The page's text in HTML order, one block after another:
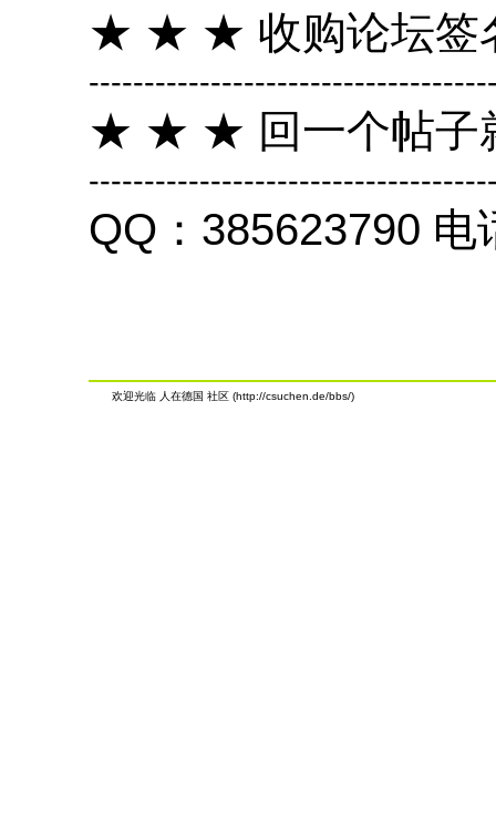
★ ★ ★ 收购论坛
★ ★ ★ 回一个帖
QQ：385623790 电
欢迎光临 人在德国 社区 (http://csuchen.de/bbs/)